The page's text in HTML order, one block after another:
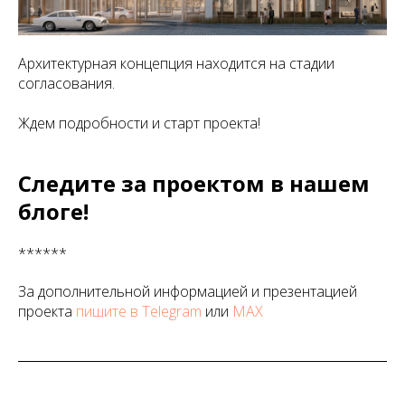
Архитектурная концепция находится на стадии
согласования.
Ждем подробности и старт проекта!
Следите за проектом в нашем
блоге!
******
За дополнительной информацией и презентацией
проекта пишите в Telegram или МАХ